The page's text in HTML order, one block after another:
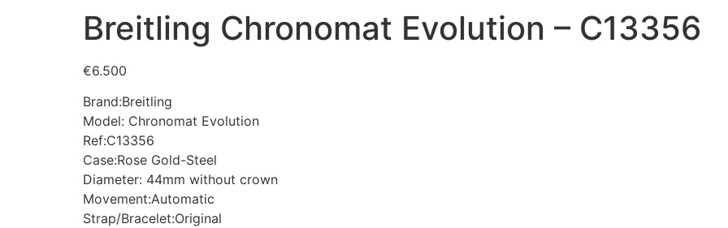
Breitling Chronomat Evolution – C13356
€6.500
Brand:Breitling
Model: Chronomat Evolution
Ref:C13356
Case:Rose Gold-Steel
Diameter: 44mm without crown
Movement:Automatic
Strap/Bracelet:Original